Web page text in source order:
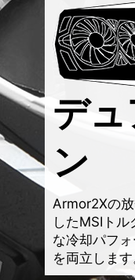
デ
ン
Armor2Xの
したMSIトル
な冷却パフ
を両立します